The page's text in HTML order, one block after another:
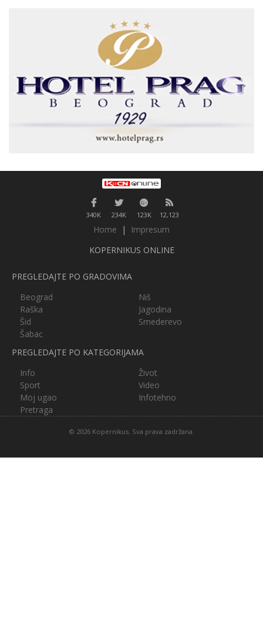
340K 234K 123K 12,123
Home |
Impresum
KOPERNIKUS ONLINE
PREGLEDAJTE PO GRADOVIMA
Beograd
Niš
Raška
Jagodina
Šid
Smederevo
Šabac
PREGLEDAJTE PO KATEGORIJAMA
Info
Život
Sport
Video
Moj ugao
Infotehno
Pretraga
© 2026 Kopernikus. Sva prava zadržana.